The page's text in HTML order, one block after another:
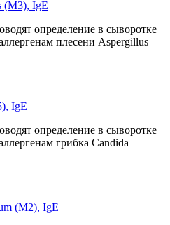
(M3), IgE
определение в сыворотке
плесени Aspergillus
IgE
определение в сыворотке
грибка Candida
(M2), IgE